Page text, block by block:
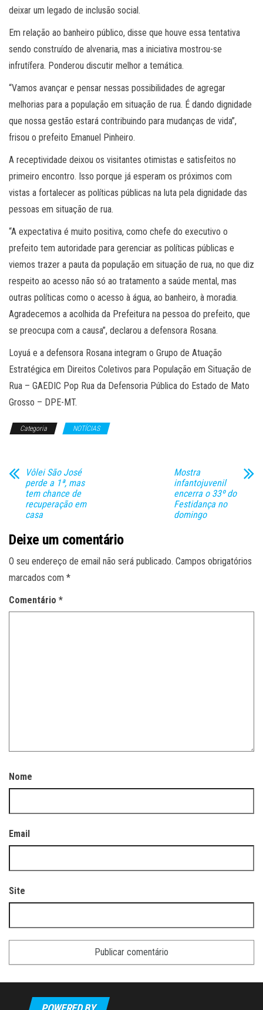
deixar um legado de inclusão social.
Em relação ao banheiro público, disse que houve essa tentativa
sendo construído de alvenaria, mas a iniciativa mostrou-se
infrutífera. Ponderou discutir melhor a temática.
“Vamos avançar e pensar nessas possibilidades de agregar
melhorias para a população em situação de rua. É dando dignidade
que nossa gestão estará contribuindo para mudanças de vida”,
frisou o prefeito Emanuel Pinheiro.
A receptividade deixou os visitantes otimistas e satisfeitos no
primeiro encontro. Isso porque já esperam os próximos com
vistas a fortalecer as políticas públicas na luta pela dignidade das
pessoas em situação de rua.
“A expectativa é muito positiva, como chefe do executivo o
prefeito tem autoridade para gerenciar as políticas públicas e
viemos trazer a pauta da população em situação de rua, no que diz
respeito ao acesso não só ao tratamento a saúde mental, mas
outras políticas como o acesso à água, ao banheiro, à moradia.
Agradecemos a acolhida da Prefeitura na pessoa do prefeito, que
se preocupa com a causa”, declarou a defensora Rosana.
Loyuá e a defensora Rosana integram o Grupo de Atuação
Estratégica em Direitos Coletivos para População em Situação de
Rua – GAEDIC Pop Rua da Defensoria Pública do Estado de Mato
Grosso – DPE-MT.
Categoria NOTÍCIAS
Vôlei São José
perde a 1ª, mas
tem chance de
recuperação em
casa
Mostra
infantojuvenil
encerra o 33º do
Festidança no
domingo
Deixe um comentário
O seu endereço de email não será publicado. Campos obrigatórios
marcados com *
Comentário *
Nome
Email
Site